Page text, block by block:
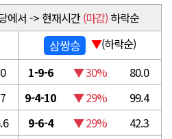
에서 -> 현재시간(마감)하락순
삼쌍승 ▼(하락순)
1-9-6 ▼ 30%
80.0
9-4-10 ▼ 29%
99.4
9-6-4 ▼ 29%
42.3